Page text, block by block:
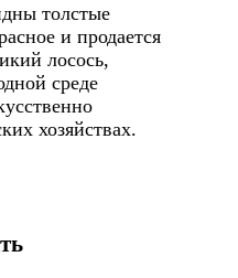
толстые
и продается
лосось,
среде
хозяйствах.